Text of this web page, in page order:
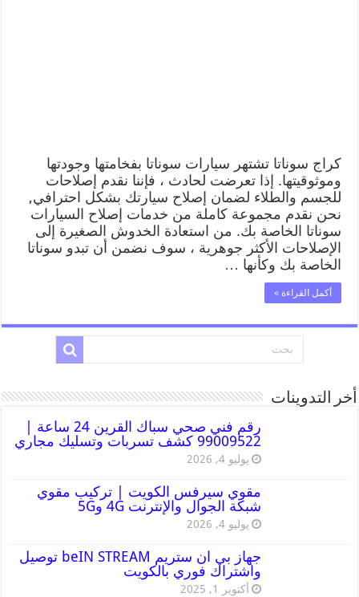
كراج سوناتا تشتهر سيارات سوناتا بفخامتها وجودتها
وموثوقيتها. إذا تعرضت لحادث ، فإننا نقدم إصلاحات
للجسم والطلاء لضمان إصلاح سيارتك بشكل احترافي,
نحن نقدم مجموعة كاملة من خدمات إصلاح السيارات
سوناتا الخاصة بك. من استعادة الخدوش الصغيرة إلى
الإصلاحات الأكثر جوهرية ، سوف نضمن أن تبدو سوناتا
الخاصة بك وكأنها …
أكمل القراءة »
أخر التدوينات
رقم فني صحي سباك القرين 24 ساعة |
99009522 كشف تسربات وتسليك مجاري
يوليو 4, 2026
مقوي سيرفس الكويت | تركيب مقوي
شبكة الجوال والإنترنت 4G و5G
يوليو 4, 2026
جهاز بي ان ستريم beIN STREAM توصيل
واشتراك فوري بالكويت
أكتوبر 1, 2025